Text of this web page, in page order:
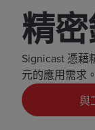
精
Signicast 憑藉
元的應用需求。
與